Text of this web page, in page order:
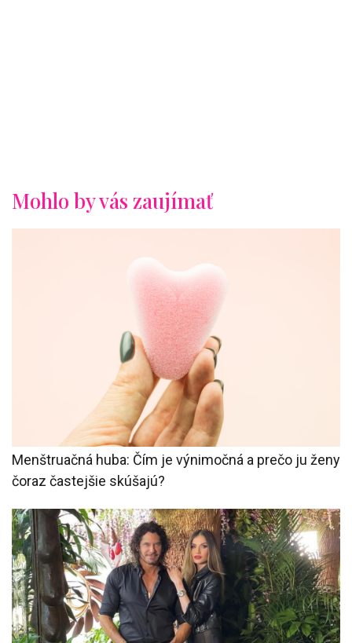
Mohlo by vás zaujímať
Menštruačná huba: Čím je výnimočná a prečo ju ženy
čoraz častejšie skúšajú?